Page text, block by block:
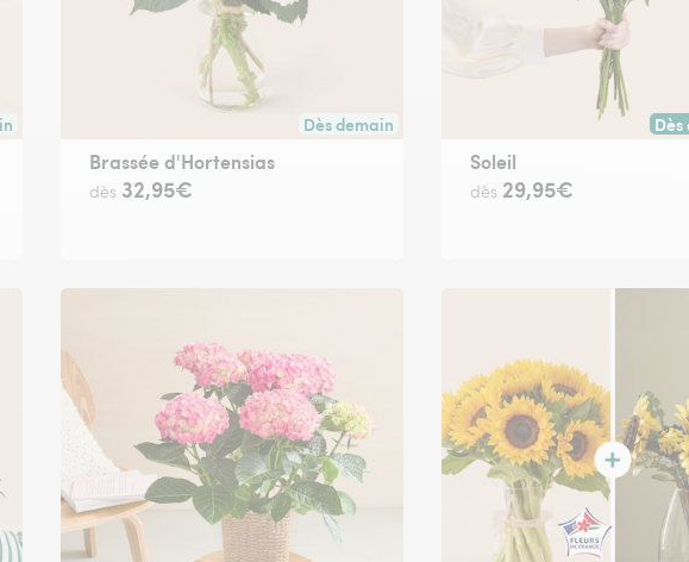
demain (pour toute commande passée avant 17h30) ou à la date de votre choix.
Dès demain
Livraison dès demain (pour toute commande
Brassée d'Hortensias
dès 32,95€
Soleil
dès 29,95€